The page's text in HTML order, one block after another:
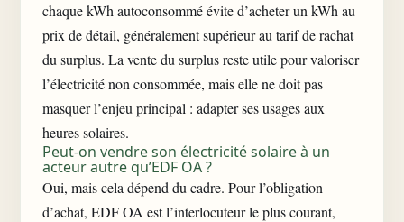
chaque kWh autoconsommé évite d’acheter un kWh au
prix de détail, généralement supérieur au tarif de rachat
du surplus. La vente du surplus reste utile pour valoriser
l’électricité non consommée, mais elle ne doit pas
masquer l’enjeu principal : adapter ses usages aux
heures solaires.
Peut-on vendre son électricité solaire à un
acteur autre qu’EDF OA ?
Oui, mais cela dépend du cadre. Pour l’obligation
d’achat, EDF OA est l’interlocuteur le plus courant,